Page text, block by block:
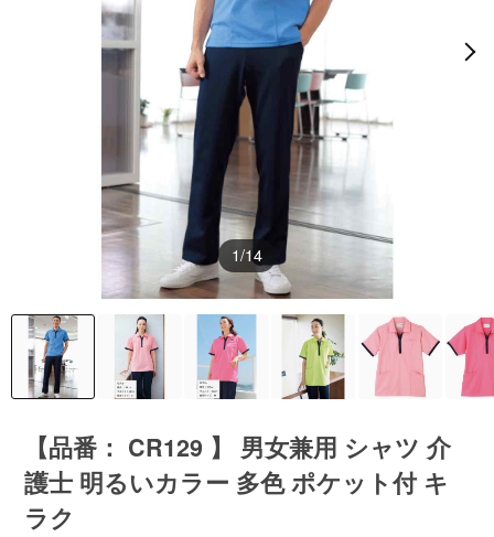
1/14
【品番： CR129 】 男女兼用 シャツ 介
護士 明るいカラー 多色 ポケット付 キ
ラク